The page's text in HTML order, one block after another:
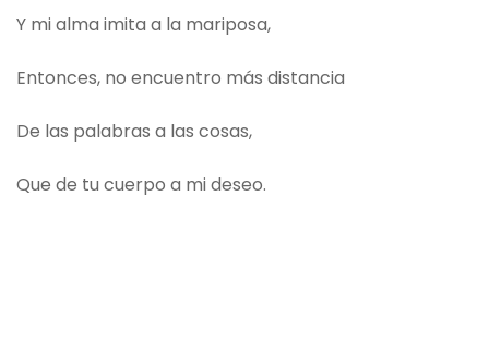
Y mi alma imita a la mariposa,
Entonces, no encuentro más distancia
De las palabras a las cosas,
Que de tu cuerpo a mi deseo.